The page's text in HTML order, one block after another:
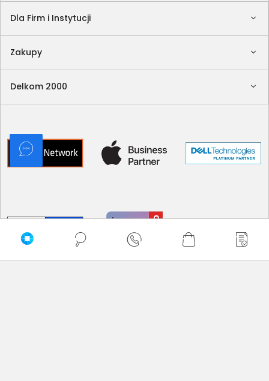
Dla Firm i Instytucji
Zakupy
Delkom 2000